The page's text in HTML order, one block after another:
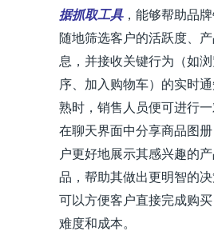
据抓取工具，能够帮助品
随地筛选客户的活跃度、
息，并接收关键行为（如
序、加入购物车）的实时
熟时，销售人员便可进行
在聊天界面中分享商品图
户更好地展示其感兴趣的
品，帮助其做出更明智的
可以方便客户直接完成购
难度和成本。